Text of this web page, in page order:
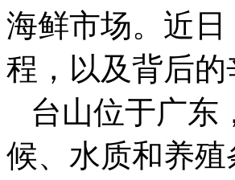
海鲜市场。近
程，以及背后
台山位于广东
候、水质和养